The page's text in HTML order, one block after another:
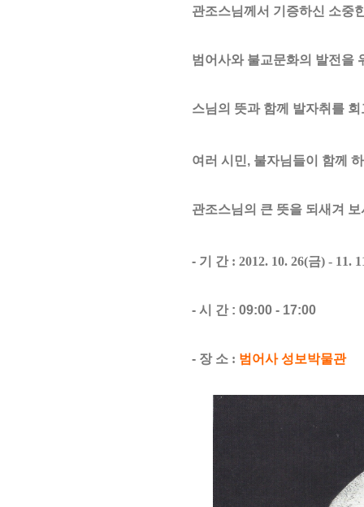
관조스님께서 기증하신 소중
범어사와 불교문화의 발전을
스님의 뜻과 함께 발자취를
여러 시민, 불자님들이 함께
관조스님의 큰 뜻을 되새겨
- 기 간 : 2012. 10. 26(금) - 11.
- 시 간 : 09:00 - 17:00
- 장 소 : 범어사 성보박물관